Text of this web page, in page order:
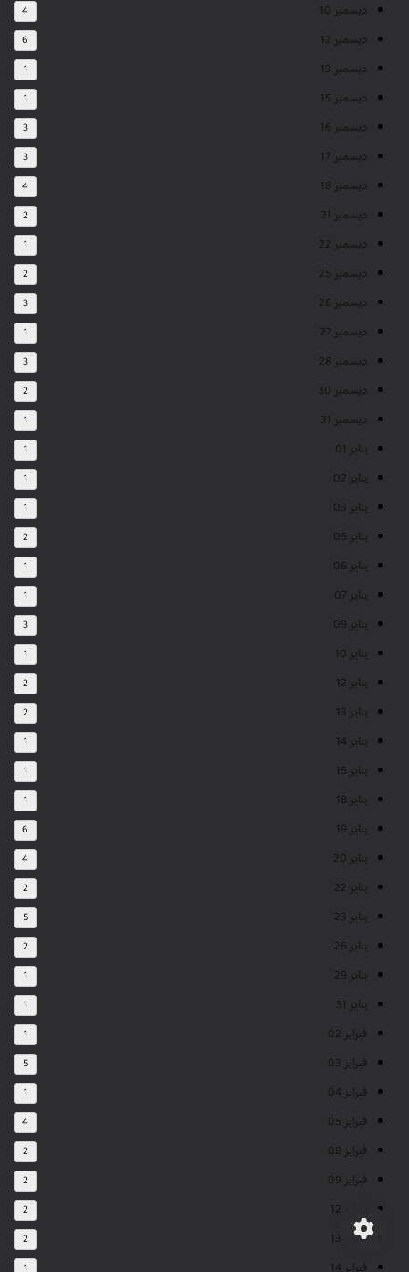
ديسمبر 10 4
ديسمبر 12 6
ديسمبر 13 1
ديسمبر 15 1
ديسمبر 16 3
ديسمبر 17 3
ديسمبر 18 4
ديسمبر 21 2
ديسمبر 22 1
ديسمبر 25 2
ديسمبر 26 3
ديسمبر 27 1
ديسمبر 28 3
ديسمبر 30 2
ديسمبر 31 1
يناير 01 1
يناير 02 1
يناير 03 1
يناير 05 2
يناير 06 1
يناير 07 1
يناير 09 3
يناير 10 1
يناير 12 2
يناير 13 2
يناير 14 1
يناير 15 1
يناير 18 1
يناير 19 6
يناير 20 4
يناير 22 2
يناير 23 5
يناير 26 2
يناير 29 1
يناير 31 1
فبراير 02 1
فبراير 03 5
فبراير 04 1
فبراير 05 4
فبراير 08 2
فبراير 09 2
2
فبراير 13 2